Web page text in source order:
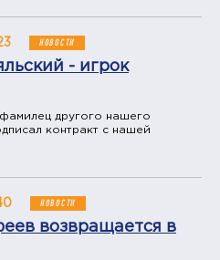
НОВОСТИ
- игрок
другого нашего
контракт с нашей
НОВОСТИ
возвращается в